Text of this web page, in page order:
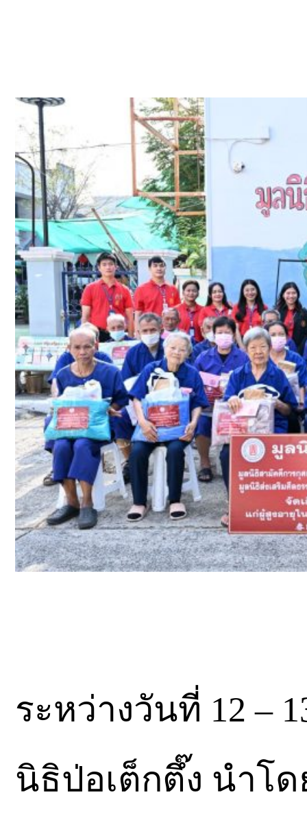
ระหว่างวันที่ 12 –
นิธิป่อเต็กตึ๊ง นำโ